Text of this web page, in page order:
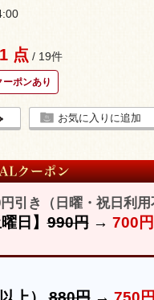
点 / 19件
ーポンあり
お気に入りに追加
引き（日曜・祝日利用
日】990円→ 700円